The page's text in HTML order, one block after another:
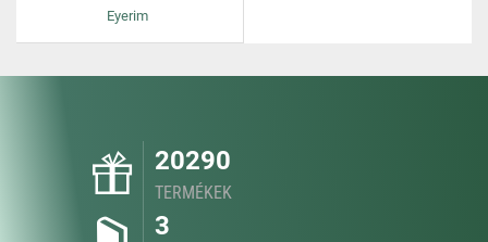
Eyerim
20290
TERMÉKEK
3